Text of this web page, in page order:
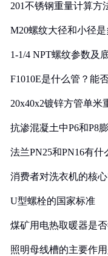
201不锈钢重量计算方
M20螺纹大径和小径
1-1/4 NPT螺纹参数及
F1010E是什么管？能
20x40x2镀锌方管单米
抗渗混凝土中P6和P8
法兰PN25和PN16有什
消费者对洗衣机的核
U型螺栓的国家标准
煤矿用电热取暖器是
照明母线槽的主要作